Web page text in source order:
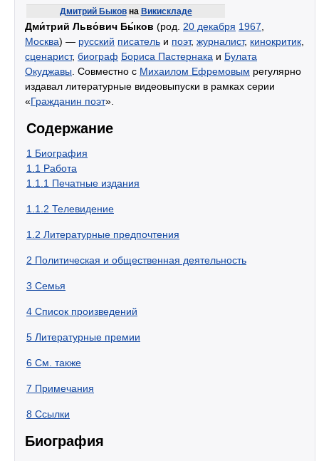
Дмитрий Быковна Викискладе
Дми́трий Льво́вич Бы́ков (род. 20 декабря 1967
Москва) — русский писатель и поэт, журналист, кинокритик
сценарист, биограф Бориса Пастернака и Булата
Окуджавы . Совместно с Михаилом Ефремовым регулярно
издавал литературные видеовыпуски в рамках серии
«Гражданин поэт».
Содержание
1 Биография
1.1 Работа
1.1.1 Печатные издания
1.1.2 Телевидение
1.2 Литературные предпочтения
2 Политическая и общественная деятельность
3 Семья
4 Список произведений
5 Литературные премии
6 См. также
7 Примечания
8 Ссылки
Биография